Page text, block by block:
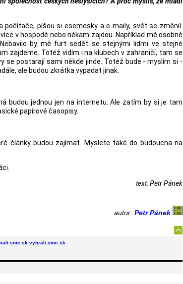
píšou si esemesky a e-maily, svět se změnil.
v hospodě nebo někam zajdou. Například mě osobně
by mě furt sedět se stejnými lidmi ve stejné
zajdeme. Totéž vidím i na klubech v zahraničí, tam se
se postarají sami někde jinde. Totéž bude - myslím si -
ale budou zkrátka vypadat jinak.
budou jednou jen na internetu. Ale zatím by si je tam
papírové časopisy.
články budou zajímat. Myslete také do budoucna na
text: Petr Pánek
autor: Petr Pánek
vybrali.sme.sk